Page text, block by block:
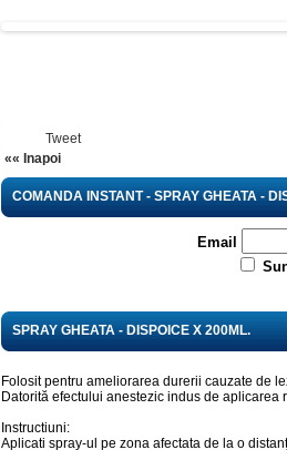
Tweet
«« Inapoi
COMANDA INSTANT - SPRAY GHEATA -
Email
SPRAY GHEATA - DISPOICE X 200ML.
Folosit pentru ameliorarea durerii cauzate de
Datorită efectului anestezic indus de
Instructiuni:
Aplicati spray-ul pe zona afectata de la o